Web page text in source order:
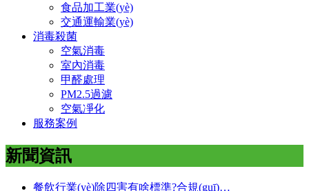
食品加工業(yè)
交通運輸業(yè)
消毒殺菌
空氣消毒
室內消毒
甲醛處理
PM2.5過濾
空氣凈化
服務案例
新聞資訊
餐飲行業(yè)除四害有啥標準?合規(guī)…